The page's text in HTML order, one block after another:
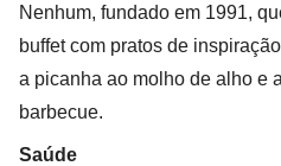
Nenhum, fundado em 1991,
buffet com pratos de
a picanha ao molho de alho e
barbecue.
Saúde